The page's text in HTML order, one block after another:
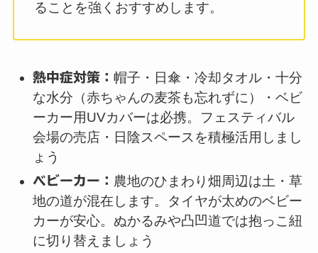
ることを強くおすすめします。
熱中症対策：帽子・日傘・冷却タオル・十分
な水分（赤ちゃんの麦茶も忘れずに）・ベビ
ーカー用UVカバーは必携。フェスティバル
会場の売店・日陰スペースを積極活用しまし
ょう
ベビーカー： 農地のひまわり畑周辺は土・草
地の道が混在します。タイヤが太めのベビー
カーが安心。ぬかるみや凸凹道では抱っこ紐
に切り替えましょう